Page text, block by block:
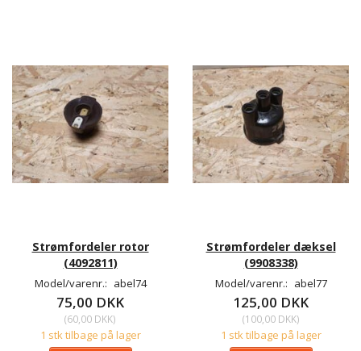
Strømfordeler rotor
(4092811)
Model/varenr.: abel74
75,00 DKK
(60,00 DKK)
1 stk tilbage på lager
Strømfordeler dæksel
(9908338)
Model/varenr.: abel77
125,00 DKK
(100,00 DKK)
1 stk tilbage på lager